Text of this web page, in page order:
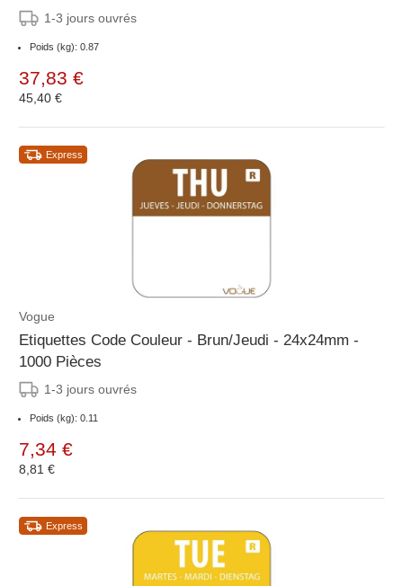
1-3 jours ouvrés
Poids (kg): 0.87
37,83 €
45,40 €
Express
Vogue
Etiquettes Code Couleur - Brun/Jeudi - 24x24mm -
1000 Pièces
1-3 jours ouvrés
Poids (kg): 0.11
7,34 €
8,81 €
Express